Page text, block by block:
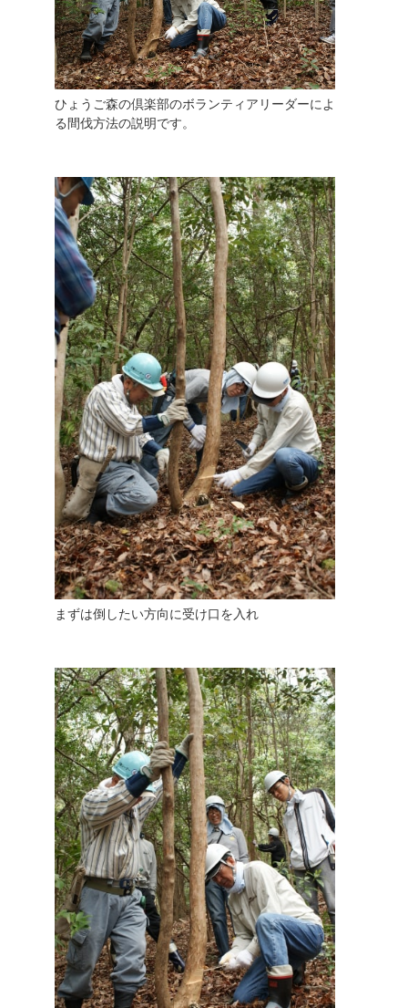
ひょうご森の倶楽部のボランティアリーダーによ
る間伐方法の説明です。
まずは倒したい方向に受け口を入れ